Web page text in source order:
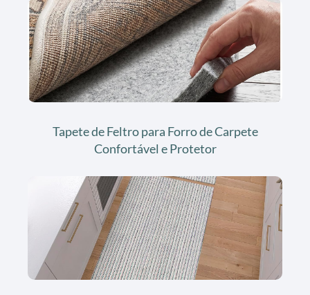
Tapete de Feltro para Forro de Carpete
Confortável e Protetor